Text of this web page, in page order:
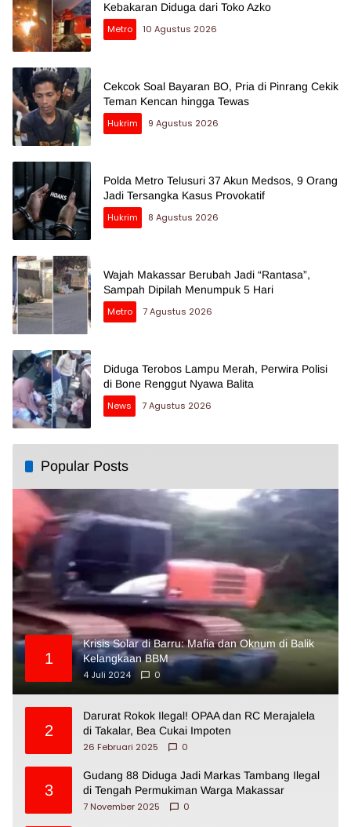
Kebakaran Diduga dari Toko Azko
Metro
10 Agustus 2026
Cekcok Soal Bayaran BO, Pria di Pinrang Cekik
Teman Kencan hingga Tewas
Hukrim
9 Agustus 2026
Polda Metro Telusuri 37 Akun Medsos, 9 Orang
Jadi Tersangka Kasus Provokatif
Hukrim
8 Agustus 2026
Wajah Makassar Berubah Jadi “Rantasa”,
Sampah Dipilah Menumpuk 5 Hari
Metro
7 Agustus 2026
Diduga Terobos Lampu Merah, Perwira Polisi
di Bone Renggut Nyawa Balita
News
7 Agustus 2026
Popular Posts
1
Krisis Solar di Barru: Mafia dan Oknum di Balik
Kelangkaan BBM
4 Juli 2024
0
2
Darurat Rokok Ilegal! OPAA dan RC Merajalela
di Takalar, Bea Cukai Impoten
26 Februari 2025
0
3
Gudang 88 Diduga Jadi Markas Tambang Ilegal
di Tengah Permukiman Warga Makassar
7 November 2025
0